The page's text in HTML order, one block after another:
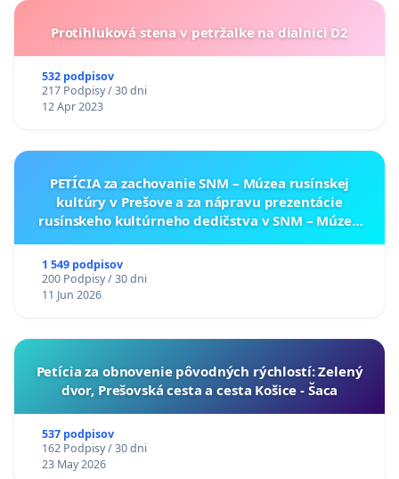
Protihluková stena v petržalke na dialnici D2
532 podpisov
217 Podpisy / 30 dni
12 Apr 2023
PETÍCIA za zachovanie SNM – Múzea rusínskej
kultúry v Prešove a za nápravu prezentácie
rusínskeho kultúrneho dedičstva v SNM – Múzeu
1 549 podpisov
200 Podpisy / 30 dni
11 Jun 2026
​Petícia za obnovenie pôvodných rýchlostí: Zelený
dvor, Prešovská cesta a cesta Košice - Šaca
537 podpisov
162 Podpisy / 30 dni
23 May 2026